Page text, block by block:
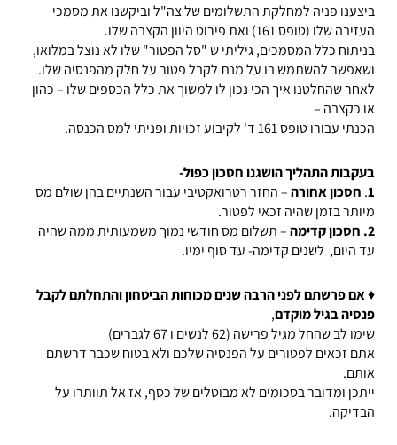
ביצענו פניה למחלקת התשלומים של צה"ל וביקשנו את מסמכי
העזיבה שלו (טופס 161) ואת פירוט היוון הקצבה שלו.
בניתוח כלל המסמכים, גיליתי ש "סל הפטור" שלו לא נוצל במלואו,
ושאפשר להשתמש בו על מנת לקבל פטור על חלק מהפנסיה שלו.
לאחר שהחלטנו איך הכי נכון לו למשוך את כלל הכספים שלו – כהון
או כקצבה –
הכנתי עבורו טופס 161 ד' לקיבוע זכויות ופניתי למס הכנסה.
בעקבות התהליך הושגנו חסכון כפול-
1
. חסכון אחורה– החזר רטרואקטיבי עבור השנתיים בהן שולם מס
מיותר בזמן שהיה זכאי לפטור.
2. חסכון קדימה
– תשלום מס חודשי נמוך משמעותית ממה שהיה
עד היום, לשנים קדימה- עד סוף ימיו.
♦אם פרשתם לפני הרבה שנים מכוחות הביטחון והתחלתם לקבל
פנסיה בגיל מוקדם,
שימו לב שהחל מגיל פרישה (62 לנשים ו 67 לגברים)
אתם זכאים לפטורים על הפנסיה שלכם ולא בטוח שכבר דרשתם
אותם.
ייתכן ומדובר בסכומים לא מבוטלים של כסף, אז אל תוותרו על
הבדיקה.